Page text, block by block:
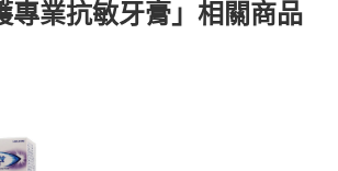
專業抗敏牙膏」相關商品